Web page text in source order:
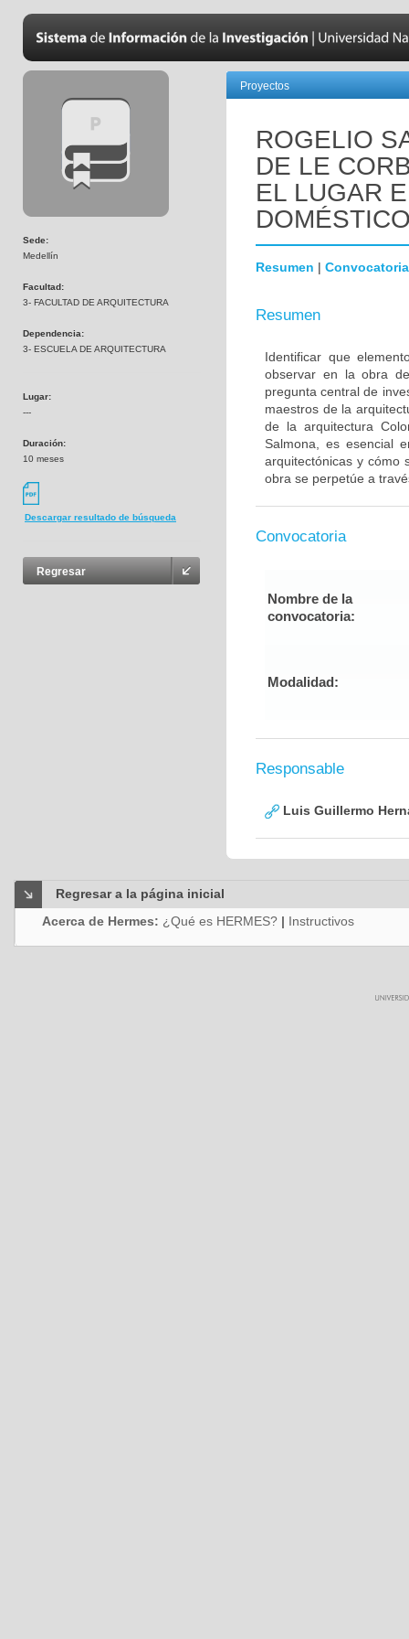
Sede:
Medellín
Facultad:
3- FACULTAD DE ARQUITECTURA
Dependencia:
3- ESCUELA DE ARQUITECTURA
Lugar:
---
Duración:
10 meses
Descargar resultado de búsqueda
Regresar
Proyectos
ROGELIO
DE LE
EL LUGAR
Resumen | Convocatoria
Resumen
Identificar que
observar en la obra
pregunta central de
maestros de la
de la arquitectura
Salmona, es esencial
arquitectónicas y cómo
obra se perpetúe a
Convocatoria
Nombre de la
convocatoria:
Modalidad:
Responsable
Luis Guillermo
Regresar a la página inicial
Acerca de Hermes: ¿Qué es HERMES? | Instructivos